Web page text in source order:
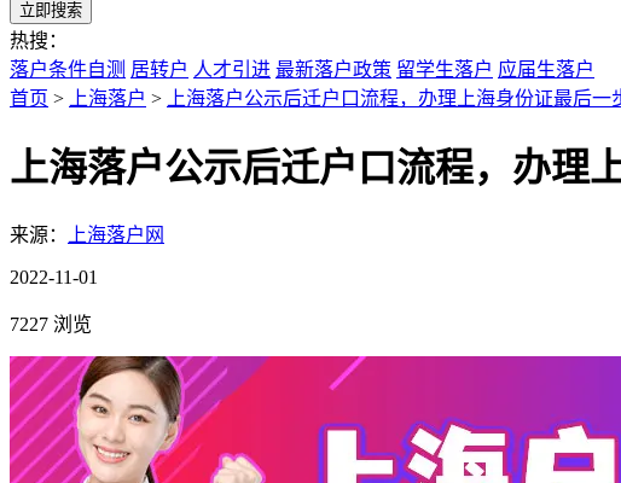
立即搜索
热搜：
落户条件自测 居转户 人才引进 最新落户政策 留学生落户 应届生落户
首页 > 上海落户 > 上海落户公示后迁户口流程，办理上海身份证最后一
上海落户公示后迁户口流程，办理
来源： 上海落户网
2022-11-01
7227 浏览